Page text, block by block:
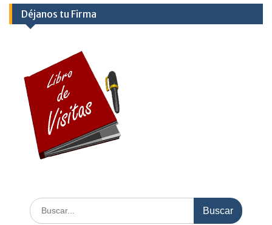
Déjanos tu Firma
Buscar: